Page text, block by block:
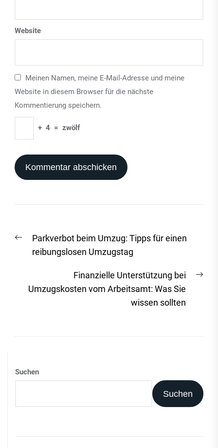
Website
Meinen Namen, meine E-Mail-Adresse und meine
Website in diesem Browser für die nächste
Kommentierung speichern.
+ 4 = zwölf
Navigation
Vorheriger
Beitrag:
Parkverbot beim Umzug: Tipps für einen
reibungslosen Umzugstag
Finanzielle Unterstützung bei
Umzugskosten vom Arbeitsamt: Was Sie
wissen sollten
Suchen
Suchen